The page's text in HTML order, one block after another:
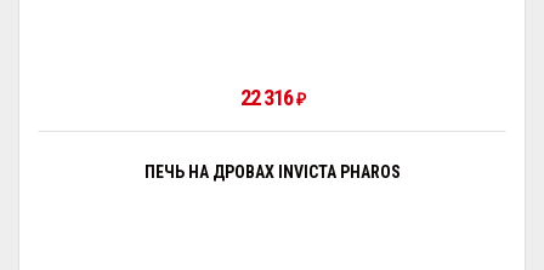
22 316₽
ПЕЧЬ НА ДРОВАХ INVICTA PHAROS